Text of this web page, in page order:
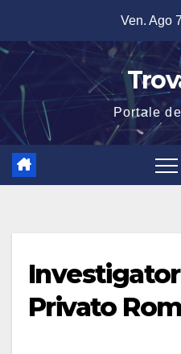
contenuto
Ven. Ago
Portale
Privato